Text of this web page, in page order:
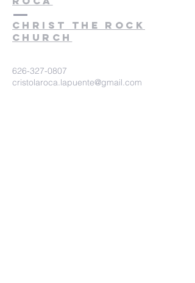
christ the rock
church
626-327-0807
cristolaroca.lapuente@gmail.com